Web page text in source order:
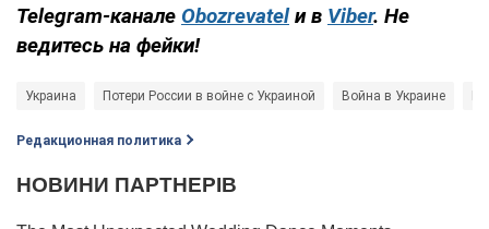
Telegram-канале Obozrevatel и в Viber. Не
ведитесь на фейки!
Украина Потери России в войне с Украиной Война в Украине
Редакционная политика